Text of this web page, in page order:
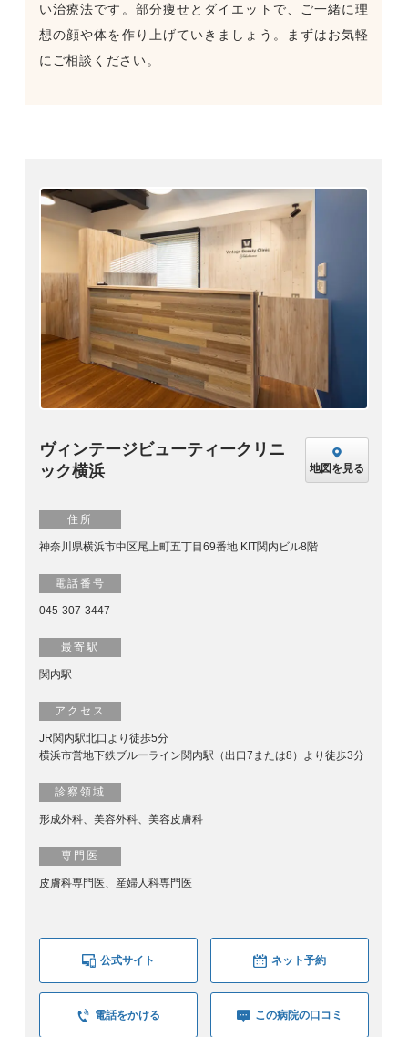
い治療法です。部分痩せとダイエットで、ご一緒に理
想の顔や体を作り上げていきましょう。まずはお気軽
にご相談ください。
ヴィンテージビューティークリニ
ック横浜
地図を見る
住所
神奈川県横浜市中区尾上町五丁目69番地 KIT関内ビル8階
電話番号
045-307-3447
最寄駅
関内駅
アクセス
JR関内駅北口より徒歩5分
横浜市営地下鉄ブルーライン関内駅（出口7または8）より徒歩3分
診察領域
形成外科、美容外科、美容皮膚科
専門医
皮膚科専門医、産婦人科専門医
公式サイト ネット予約
電話をかける この病院の口コミ